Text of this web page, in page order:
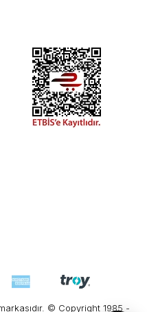
© Copyright 1985 -